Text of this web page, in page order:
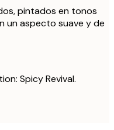
pintados en tonos
un aspecto suave y de
Spicy Revival.